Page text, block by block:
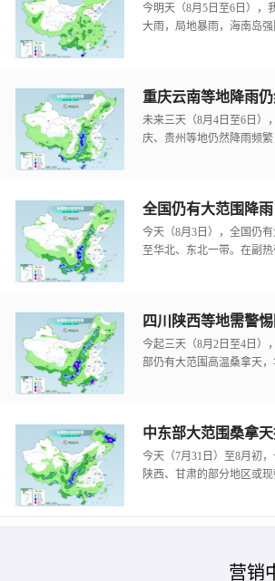
今明天（8月5日至6日），
大雨，局地暴雨，海南岛
重庆云南等地降雨
未来三天（8月4日至6日）
庆、贵州等地仍然降雨频
全国仍有大范围降
今天（8月3日），全国仍
至华北、东北一带。在副
今起三天（8月2日至4日）
部仍有大范围高温桑拿天
中东部大范围桑拿
今天（7月31日）至8月初
陕西、甘肃的部分地区或
营销